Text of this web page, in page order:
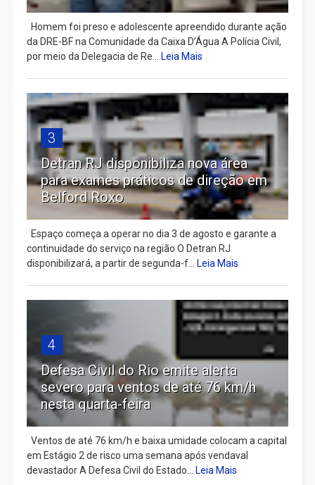
Homem foi preso e adolescente apreendido durante ação
da DRE-BF na Comunidade da Caixa D’Água A Polícia Civil,
por meio da Delegacia de Re...
Leia Mais
3
Detran RJ disponibiliza nova área
para exames práticos de direção em
Belford Roxo
Espaço começa a operar no dia 3 de agosto e garante a
continuidade do serviço na região O Detran RJ
disponibilizará, a partir de segunda-f...
Leia Mais
4
Defesa Civil do Rio emite alerta
severo para ventos de até 76 km/h
nesta quarta-feira
Ventos de até 76 km/h e baixa umidade colocam a capital
em Estágio 2 de risco uma semana após vendaval
devastador A Defesa Civil do Estado...
Leia Mais